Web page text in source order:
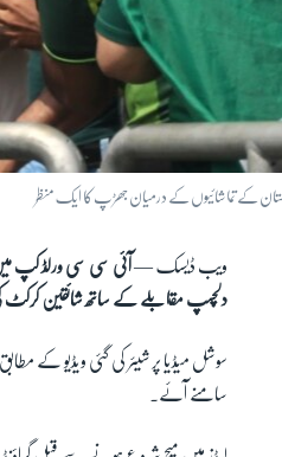
کے تماشائیوں کے درمیان جھڑپ کا ایک منظر
ویب ڈیسک —آئی سی سی ورلڈ کپ
دلچسپ مقابلے کے ساتھ شائقین کرکٹ
سوشل میڈیا پر شیئر کی گئی ویڈیو کے
سامنے آئے۔